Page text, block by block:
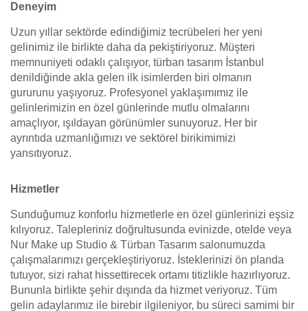
Deneyim
Uzun yıllar sektörde edindiğimiz tecrübeleri her yeni
gelinimiz ile birlikte daha da pekiştiriyoruz. Müşteri
memnuniyeti odaklı çalışıyor, türban tasarım İstanbul
denildiğinde akla gelen ilk isimlerden biri olmanın
gururunu yaşıyoruz. Profesyonel yaklaşımımız ile
gelinlerimizin en özel günlerinde mutlu olmalarını
amaçlıyor, ışıldayan görünümler sunuyoruz. Her bir
ayrıntıda uzmanlığımızı ve sektörel birikimimizi
yansıtıyoruz.
Hizmetler
Sunduğumuz konforlu hizmetlerle en özel günlerinizi eşsiz
kılıyoruz. Talepleriniz doğrultusunda evinizde, otelde veya
Nur Make up Studio & Türban Tasarım salonumuzda
çalışmalarımızı gerçekleştiriyoruz. İsteklerinizi ön planda
tutuyor, sizi rahat hissettirecek ortamı titizlikle hazırlıyoruz.
Bununla birlikte şehir dışında da hizmet veriyoruz. Tüm
gelin adaylarımız ile birebir ilgileniyor, bu süreci samimi bir